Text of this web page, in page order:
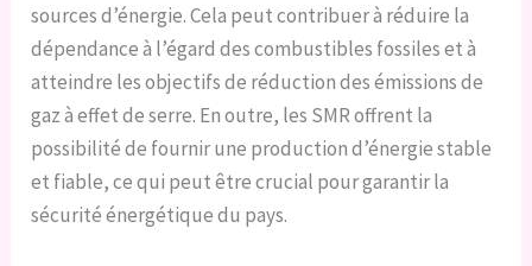
sources d’énergie. Cela peut contribuer à réduire la
dépendance à l’égard des combustibles fossiles et à
atteindre les objectifs de réduction des émissions de
gaz à effet de serre. En outre, les SMR offrent la
possibilité de fournir une production d’énergie stable
et fiable, ce qui peut être crucial pour garantir la
sécurité énergétique du pays.